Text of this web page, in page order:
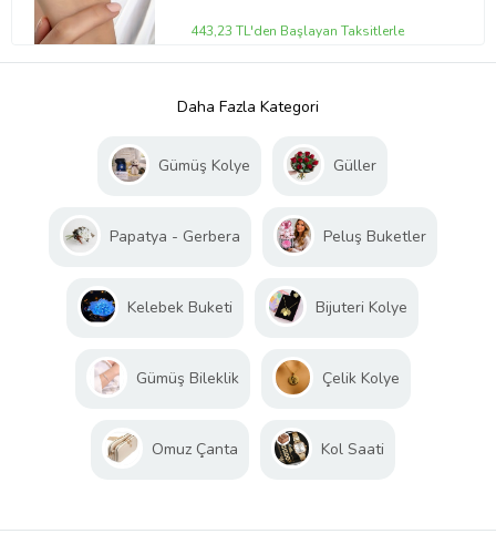
443,23 TL'den Başlayan Taksitlerle
Daha Fazla Kategori
Gümüş Kolye Güller
Papatya - Gerbera Peluş Buketler
Kelebek Buketi Bijuteri Kolye
Gümüş Bileklik Çelik Kolye
Omuz Çanta Kol Saati